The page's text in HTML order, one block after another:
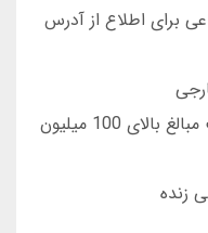
برای اطلاع از آدرس
سررسید طولانی برای برداشت مبالغ بالای 100 میلیون
زنده